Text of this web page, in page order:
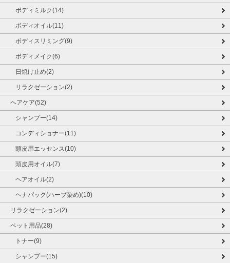
ボディミルク(14)
ボディオイル(11)
ボディスリミング(9)
ボディメイク(6)
日焼け止め(2)
リラクゼーション(2)
ヘアケア(52)
シャンプー(14)
コンディショナー(11)
頭皮用エッセンス(10)
頭皮用オイル(7)
ヘアオイル(2)
ヘナパック(ハーブ染め)(10)
リラクゼーション(2)
ペット用品(28)
トナー(9)
シャンプー(15)